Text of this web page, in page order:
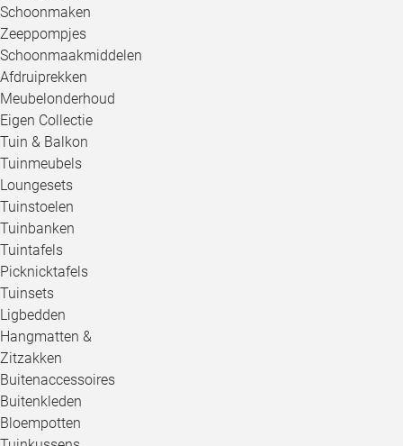
Schoonmaken
Zeeppompjes
Schoonmaakmiddelen
Afdruiprekken
Meubelonderhoud
Eigen Collectie
Tuin & Balkon
Tuinmeubels
Loungesets
Tuinstoelen
Tuinbanken
Tuintafels
Picknicktafels
Tuinsets
Ligbedden
Hangmatten &
Zitzakken
Buitenaccessoires
Buitenkleden
Bloempotten